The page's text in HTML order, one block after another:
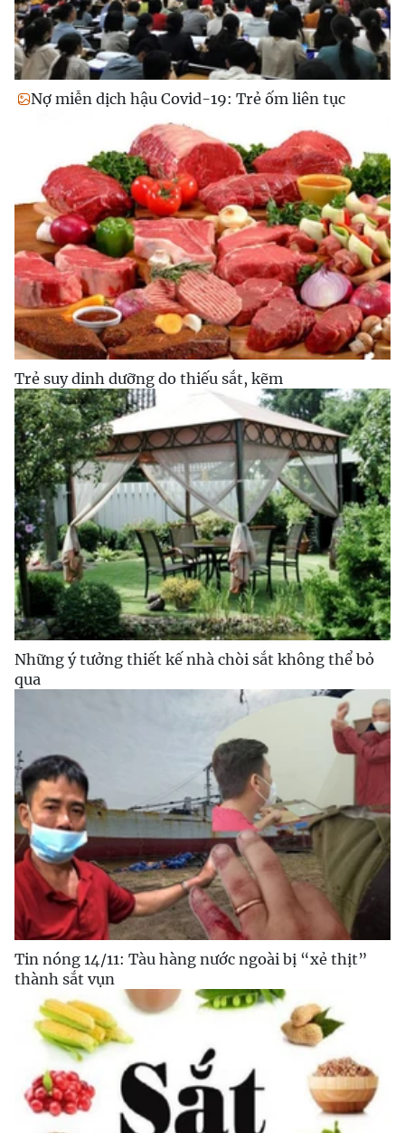
Nợ miễn dịch hậu Covid-19: Trẻ ốm liên tục
Trẻ suy dinh dưỡng do thiếu sắt, kẽm
Những ý tưởng thiết kế nhà chòi sắt không thể bỏ
qua
Tin nóng 14/11: Tàu hàng nước ngoài bị “xẻ thịt”
thành sắt vụn